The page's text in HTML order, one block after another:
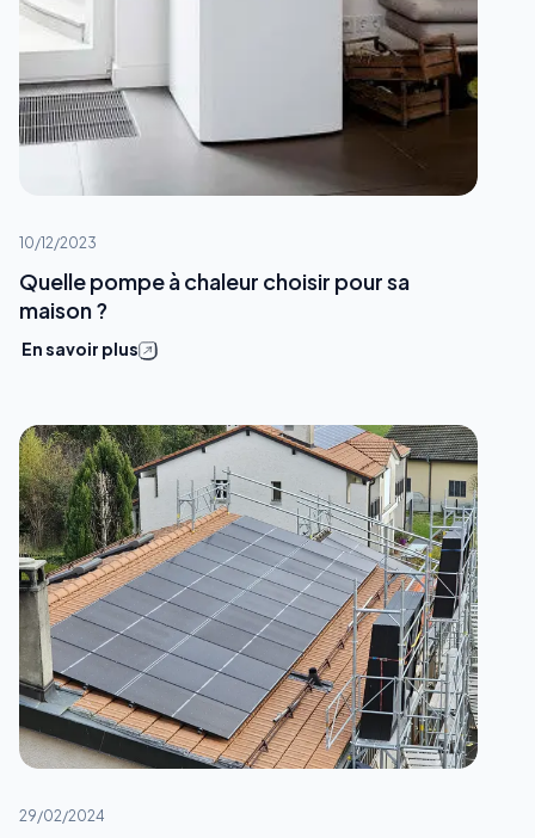
10/12/2023
Quelle pompe à chaleur choisir pour sa
maison ?
En savoir plus
29/02/2024